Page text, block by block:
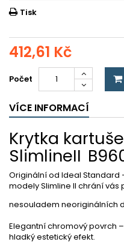
Tisk
412,61 Kč
Počet
VÍCE INFORMACÍ
Krytka
SlimlineII
Originální od Ideal Standard
modely Slimline II chrání vás
nesouladem neoriginálních
Elegantní chromový povrch
hladký estetický efekt.